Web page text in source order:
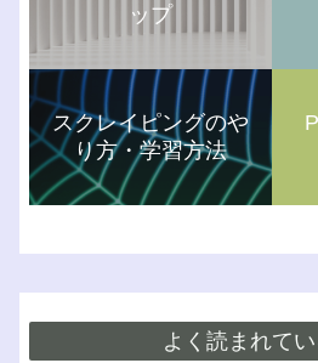
ップ
スクレイピングのや
り方・学習方法
よく読まれて